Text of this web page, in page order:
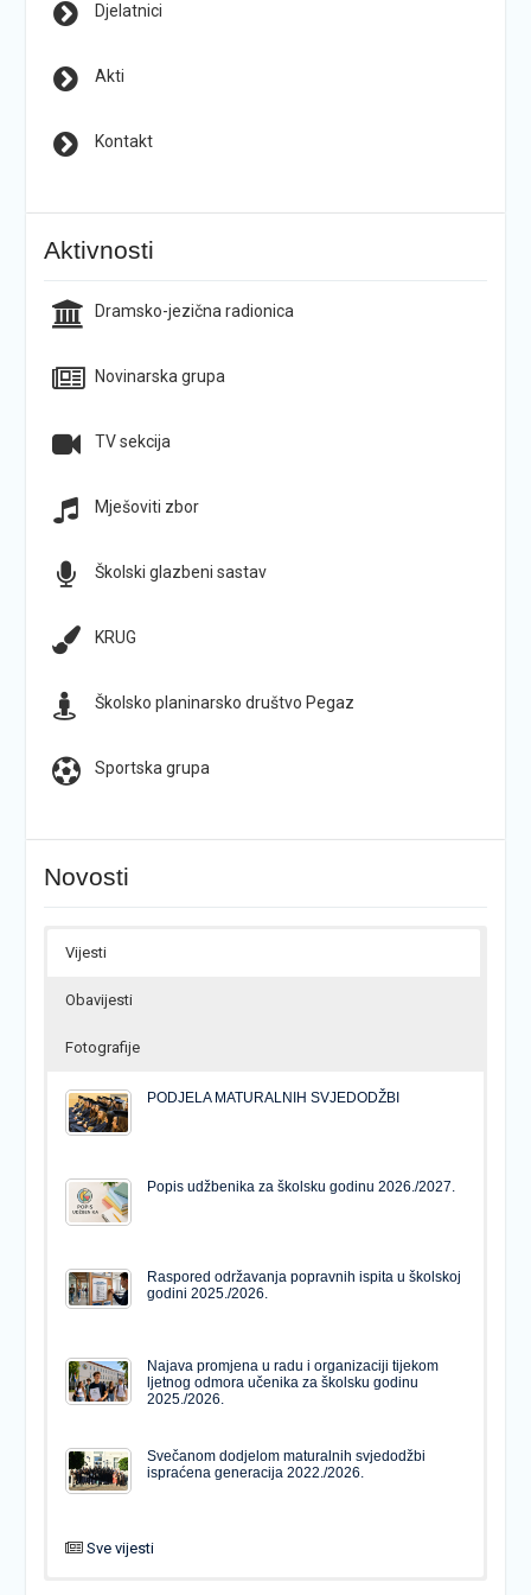
Djelatnici
Akti
Kontakt
Aktivnosti
Dramsko-jezična radionica
Novinarska grupa
TV sekcija
Mješoviti zbor
Školski glazbeni sastav
KRUG
Školsko planinarsko društvo Pegaz
Sportska grupa
Novosti
Vijesti
Obavijesti
Fotografije
PODJELA MATURALNIH SVJEDODŽBI
Popis udžbenika za školsku godinu 2026./2027.
Raspored održavanja popravnih ispita u školskoj
godini 2025./2026.
Najava promjena u radu i organizaciji tijekom
ljetnog odmora učenika za školsku godinu
2025./2026.
Svečanom dodjelom maturalnih svjedodžbi
ispraćena generacija 2022./2026.
Sve vijesti